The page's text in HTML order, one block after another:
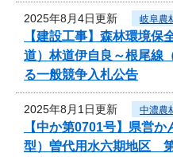
2025年8月4日更新 岐阜農
【建設工事】森林環境保
道）林道伊自良～根尾線
る一般競争入札公告
2025年8月1日更新 中濃農
【中か第0701号】県営
型）曽代用水六期地区